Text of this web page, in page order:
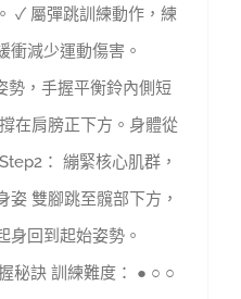
✓ 屬彈跳訓練動作，練
衝減少運動傷害。
勢，手握平衡鈴內側短
在肩膀正下方。身體從
： 繃緊核心肌群，
姿 雙腳跳至髖部下方，
身回到起始姿勢。
秘訣 訓練難度： ● ○ ○